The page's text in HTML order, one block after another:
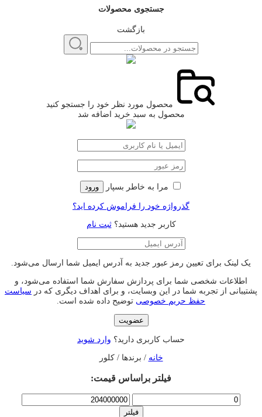
جستجوی محصولات
بازگشت
محصول مورد نظر خود را جستجو کنید
محصول به سبد خرید اضافه شد
مرا به خاطر بسپار ورود
گذرواژه خود را فراموش کرده اید؟
کاربر جدید هستید؟ثبت نام
یک لینک برای تعیین رمز عبور جدید به آدرس ایمیل شما ارسال می‌شود.
اطلاعات شخصی شما برای پردازش سفارش شما استفاده می‌شود، و
پشتیبانی از تجربه شما در این وبسایت، و برای اهداف دیگری که در سیاست
حفظ حریم خصوصی توضیح داده شده است.
عضویت
حساب کاربری دارید؟ وارد شوید
خانه / برندها / کلور
فیلتر براساس قیمت:
حداقل
قیمت
حداکثر
قیمتفیلتر